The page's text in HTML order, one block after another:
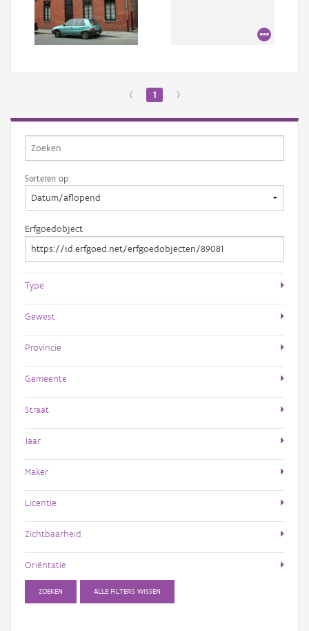
Aanmelden
‹ 1 ›
Sorteren op:
Erfgoedobject
Type
Gewest
Provincie
Gemeente
Straat
Jaar
Maker
Licentie
Zichtbaarheid
Oriëntatie
ZOEKEN ALLE FILTERS WISSEN